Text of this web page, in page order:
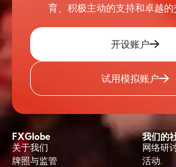
育、积极主动的支持和卓越的
开设账户
试用模拟账户
FXGlobe
关于我们
牌照与监管
我们的
网络研
活动.